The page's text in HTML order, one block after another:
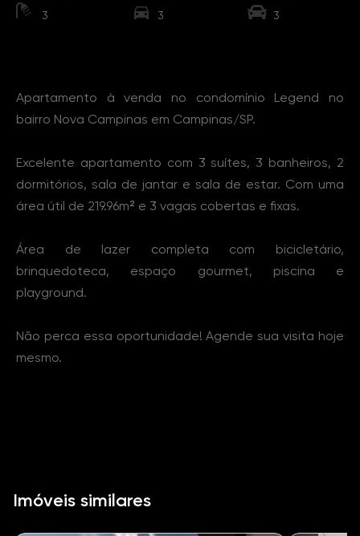
3 3 3
Apartamento à venda no condomínio Legend no
bairro Nova Campinas em Campinas/SP.
Excelente apartamento com 3 suítes, 3 banheiros, 2
dormitórios, sala de jantar e sala de estar. Com uma
área útil de 219.96m² e 3 vagas cobertas e fixas.
Área de lazer completa com bicicletário,
brinquedoteca, espaço gourmet, piscina e
playground.
Não perca essa oportunidade! Agende sua visita hoje
mesmo.
Imóveis similares